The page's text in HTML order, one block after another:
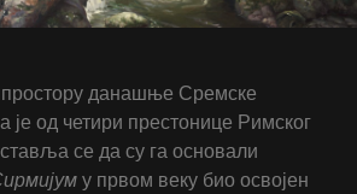
простору данашње Сремске
је од четири престонице Римског
се да су га основали
у првом веку био освојен